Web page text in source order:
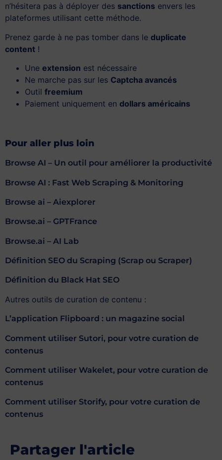
n’hésitera pas à déployer des sanctions envers les
plateformes utilisant cette méthode.
Prenez garde à ne pas tomber dans le duplicate
content !
Une extension est nécessaire
Ne marche pas sur les Captcha avancés
Outil freemium
Paiement uniquement en dollars américains
Pour aller plus loin
Browse AI – Un outil pour améliorer la productivité
Browse AI : Fast Web Scraping & Monitoring
Browse ai – Aiexplorer
Browse.ai – GPTFrance
Browse.ai – AI Lab
Définition SEO du Scraping (Scrap ou Scraper)
Définition du Black Hat SEO
Autres outils de curation de contenu :
L’application Flipboard : un magazine social
Comment utiliser Sutori, pour votre curation de
contenus
Comment utiliser Wakelet, pour votre curation de
contenus
Comment utiliser Storify, pour votre curation de
contenus
Partager l'article